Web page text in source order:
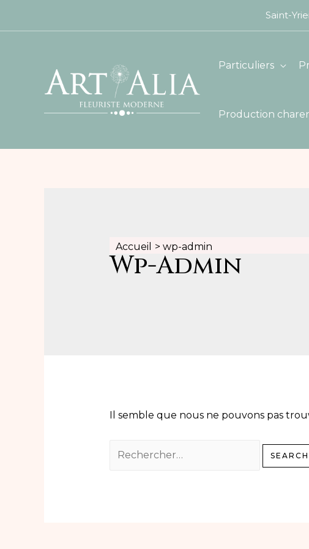
Saint-
Particuliers
Production
Accueil wp-admin
Wp-Admin
Il semble que nous ne pouvons pas